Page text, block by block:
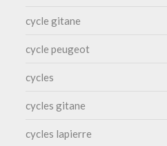
cycle gitane
cycle peugeot
cycles
cycles gitane
cycles lapierre